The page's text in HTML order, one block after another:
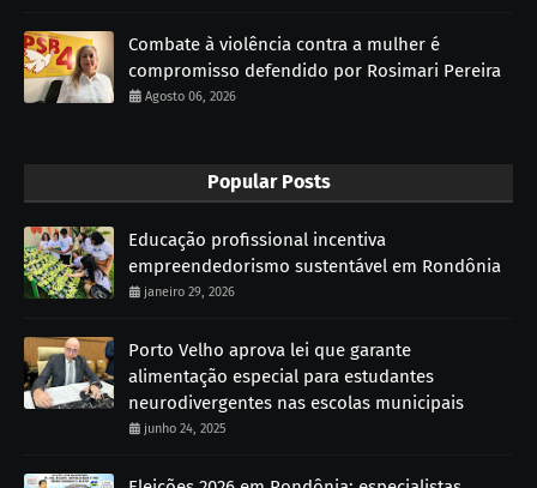
Combate à violência contra a mulher é
compromisso defendido por Rosimari Pereira
Agosto 06, 2026
Popular Posts
Educação profissional incentiva
empreendedorismo sustentável em Rondônia
janeiro 29, 2026
Porto Velho aprova lei que garante
alimentação especial para estudantes
neurodivergentes nas escolas municipais
junho 24, 2025